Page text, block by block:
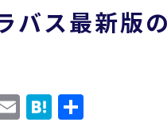
バス最新版
EmailHatena